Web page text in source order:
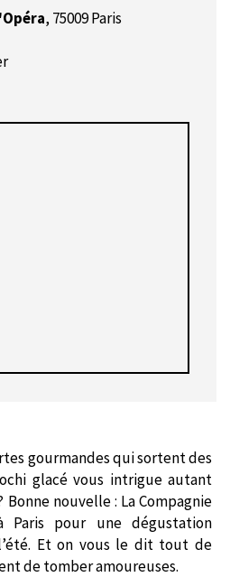
, 75009 Paris
gourmandes qui sortent des
glacé vous intrigue autant
Bonne nouvelle : La Compagnie
Paris pour une dégustation
Et on vous le dit tout de
de tomber amoureuses.